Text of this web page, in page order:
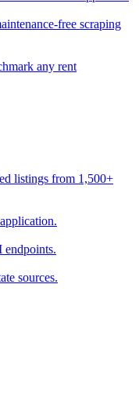
free scraping
any rent
listings from 1,500+
endpoints.
sources.